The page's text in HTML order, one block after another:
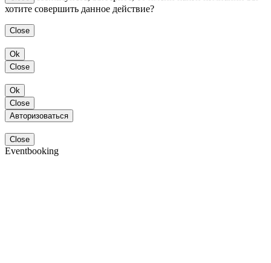
хотите совершить данное действие?
Close
Ok
Close
Ok
Close
Авторизоваться
Close
Eventbooking